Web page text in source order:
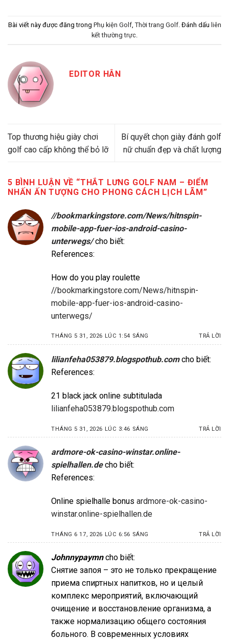
Bài viết này được đăng trong Phụ kiện Golf, Thời trang Golf. Đánh dấu liên
kết thường trực
EDITOR HÂN
Top thương hiệu giày chơi
golf cao cấp không thể bỏ lỡ
Bí quyết chọn giày đánh golf
nữ chuẩn đẹp và chất lượng
5 BÌNH LUẬN VỀ “THẮT LƯNG GOLF NAM – ĐIỂM
NHẤN ẤN TƯỢNG CHO PHONG CÁCH LỊCH LÃM”
//bookmarkingstore.com/News/hitnspin-
mobile-app-fuer-ios-android-casino-
unterwegs/ cho biết:
References:
How do you play roulette
//bookmarkingstore.com/News/hitnspin-
mobile-app-fuer-ios-android-casino-
unterwegs/
THÁNG 5 31, 2026 LÚC 1:54 SÁNG TRẢ LỜI
lilianfeha053879.blogspothub.com cho biết:
References:
21 black jack online subtitulada
lilianfeha053879.blogspothub.com
THÁNG 5 31, 2026 LÚC 3:46 SÁNG TRẢ LỜI
ardmore-ok-casino-winstar.online-
spielhallen.de cho biết:
References:
Online spielhalle bonus ardmore-ok-casino-
winstar.online-spielhallen.de
THÁNG 6 17, 2026 LÚC 6:56 SÁNG TRẢ LỜI
Johnnypaymn cho biết:
Снятие запоя – это не только прекращение
приема спиртных напитков, но и целый
комплекс мероприятий, включающий
очищение и восстановление организма, а
также нормализацию общего состояния
больного. В современных условиях